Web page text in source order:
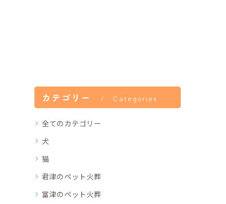
カテゴリー Categories
全てのカテゴリー
犬
猫
君津のペット火葬
富津のペット火葬